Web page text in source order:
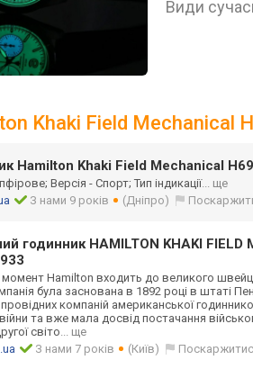
Види
Khaki Field Mechanical
Hamilton Khaki Field Mechanical
Версія - Спорт; Тип індикації... ще
З нами 9 років (Дніпро)
годинник HAMILTON KHAKI FIELD
Hamilton входить до великого
була заснована в 1892 році в штаті
компаній американської
та вже мала досвід постачання
світо... ще
З нами 7 років (Київ)